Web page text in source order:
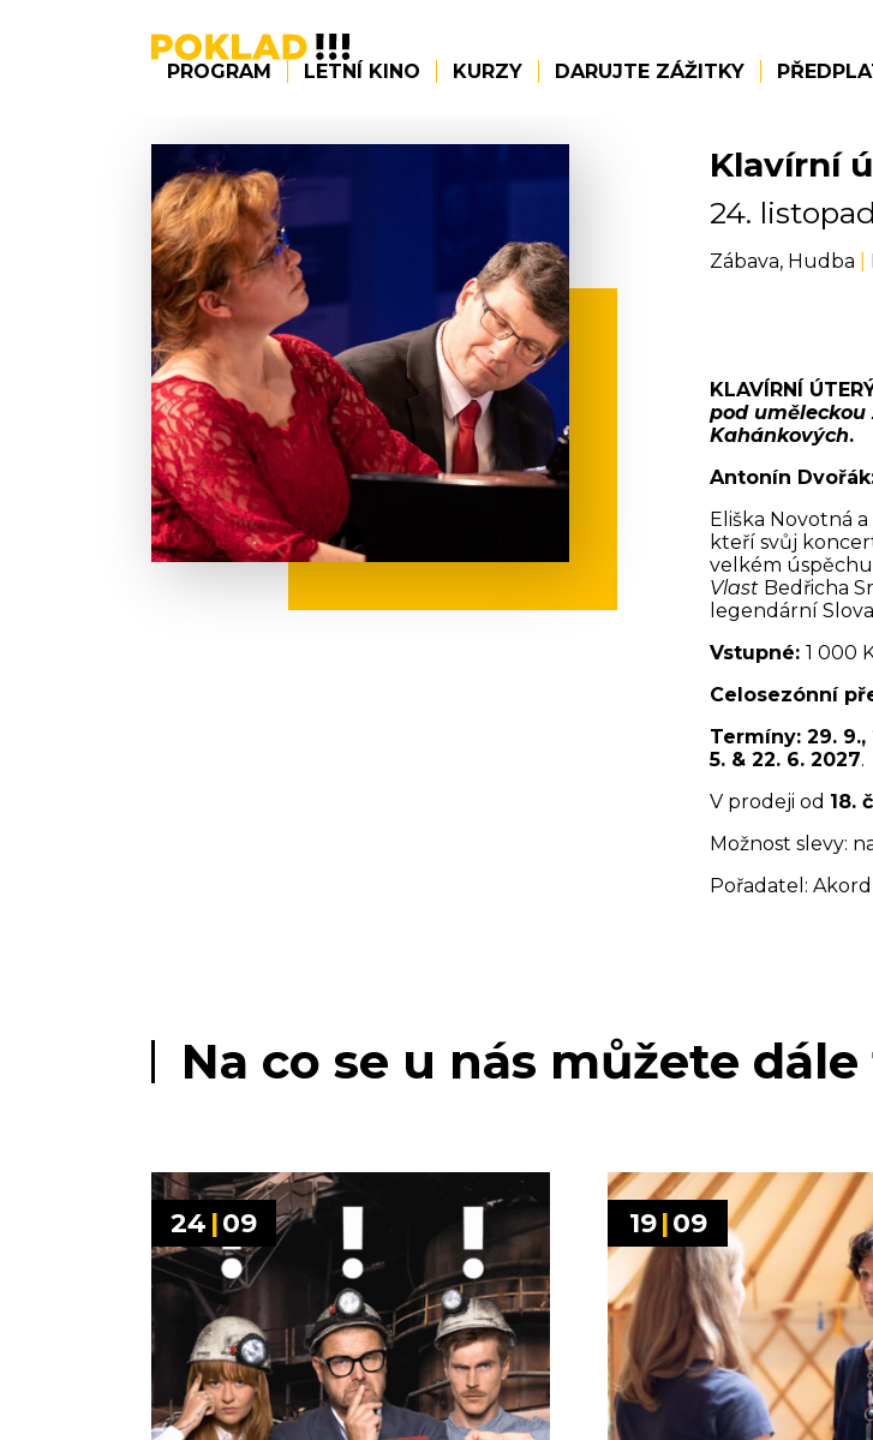
PROGRAM LETNÍ KINO KURZY DARUJTE ZÁŽITKY
Klavírní
24.
Zábava, Hudba
KLAVÍRNÍ
pod
Kahánkových.
Antonín
Eliška Novotná
kteří svůj
velkém
Vlast Bedřicha
legendární
Vstupné: 1 000
Celosezónní
Termíny: 29. 9.,
5. & 22. 6. 2027.
V prodeji od 18.
Možnost slevy:
Pořadatel: Akord
Na co se u nás můžete
24 |09 19 |09